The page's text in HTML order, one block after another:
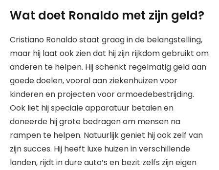
Wat doet Ronaldo met zijn geld?
Cristiano Ronaldo staat graag in de belangstelling,
maar hij laat ook zien dat hij zijn rijkdom gebruikt om
anderen te helpen. Hij schenkt regelmatig geld aan
goede doelen, vooral aan ziekenhuizen voor
kinderen en projecten voor armoedebestrijding.
Ook liet hij speciale apparatuur betalen en
doneerde hij grote bedragen om mensen na
rampen te helpen. Natuurlijk geniet hij ook zelf van
zijn succes. Hij heeft luxe huizen in verschillende
landen, rijdt in dure auto’s en bezit zelfs zijn eigen